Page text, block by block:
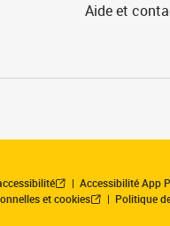
Aide et
Accessibilité App
et cookies
Politique